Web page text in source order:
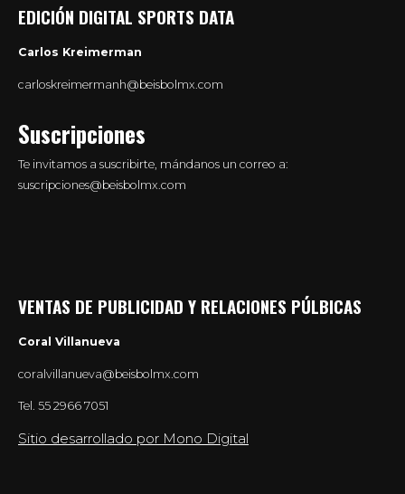
EDICIÓN DIGITAL SPORTS DATA
Carlos Kreimerman
carloskreimermanh@beisbolmx.com
Suscripciones
Te invitamos a suscribirte, mándanos un correo a:
suscripciones@beisbolmx.com
VENTAS DE PUBLICIDAD Y RELACIONES PÚLBICAS
Coral Villanueva
coralvillanueva@beisbolmx.com
Tel. 55 2966 7051
Sitio desarrollado por Mono Digital